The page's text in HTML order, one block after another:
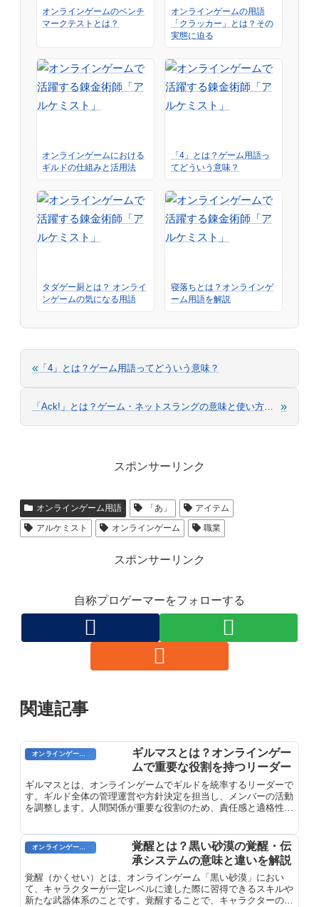
オンラインゲームのベンチ
マークテストとは？
オンラインゲームの用語
「クラッカー」とは？その
実態に迫る
オンラインゲームにおける
ギルドの仕組みと活用法
「4」とは？ゲーム用語っ
てどういう意味？
タダゲー厨とは？ オンライ
ンゲームの気になる用語
寝落ちとは？オンラインゲ
ーム用語を解説
« 「4」とは？ゲーム用語ってどういう意味？
「Ack!」とは？ゲーム・ネットスラングの意味と使い方を解説 »
スポンサーリンク
オンラインゲーム用語 「あ」
アイテム
アルケミスト
オンラインゲーム 職業
スポンサーリンク
自称プロゲーマーをフォローする
関連記事
オンラインゲームのプレイに関する用語
ギルマスとは？オンラインゲー
ムで重要な役割を持つリーダー
ギルマスとは、オンラインゲームでギルドを統率するリーダーで
す。ギルド全体の管理運営や方針決定を担当し、メンバーの活動
を調整します。人間関係が重要な役割のため、責任感と適格性が
覚醒とは？黒い砂漠の覚醒・伝
承システムの意味と違いを解説
覚醒（かくせい）とは、オンラインゲーム「黒い砂漠」におい
て、キャラクターが一定レベルに達した際に習得できるスキルや
新たな武器体系のことです。覚醒することで、キャラクターの攻